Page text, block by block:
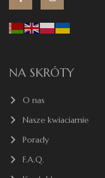
NA SKRÓTY
O nas
Nasze kwiaciarnie
Porady
F.A.Q.